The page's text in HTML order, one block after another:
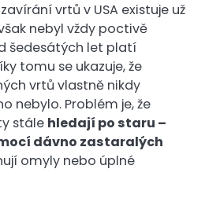
vrtů v USA existuje už
nebyl vždy poctivě
šedesátých let platí
tomu se ukazuje, že
vrtů vlastně nikdy
nebylo. Problém je, že
stále hledají po staru –
dávno zastaralých
omyly nebo úplné